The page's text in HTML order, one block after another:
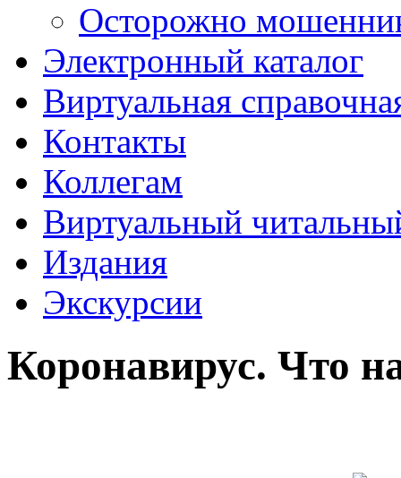
Осторожно
Электронный каталог
Виртуальная
Контакты
Коллегам
Виртуальный
Издания
Экскурсии
Коронавирус. Что